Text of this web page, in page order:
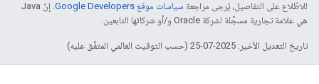
للاطّلاع على التفاصيل، يُرجى مراجعة سياسات موقع Google Developers‏
. إنّ Java
هي علامة تجارية مسجَّلة لشركة Oracle و/أو شركائها التابعين.
تاريخ التعديل الأخير: 2025-07-25 (حسب التوقيت العالمي المتفَّق عليه)